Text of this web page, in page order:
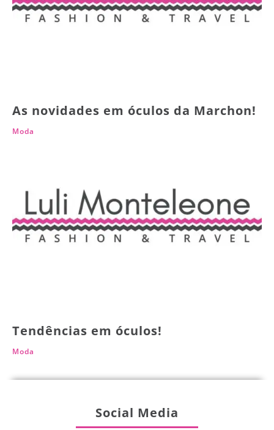
As novidades em óculos da Marchon!
Moda
Tendências em óculos!
Moda
Social Media